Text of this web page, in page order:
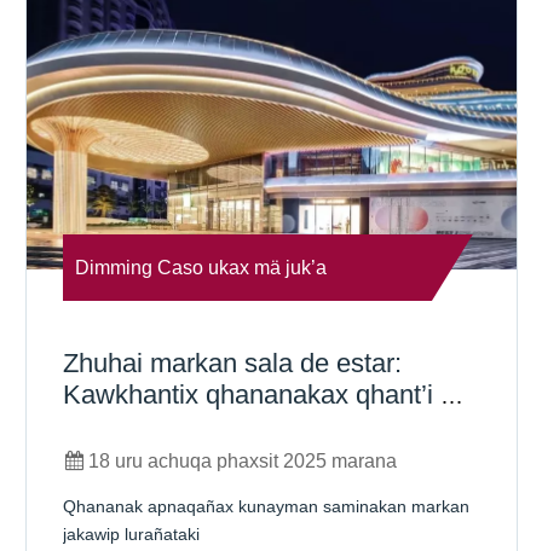
Dimming Caso ukax mä juk’a
Zhuhai markan sala de estar:
Kawkhantix qhananakax qhant’i mä
18 uru achuqa phaxsit 2025 marana
Qhananak apnaqañax kunayman saminakan markan
jakawip lurañataki